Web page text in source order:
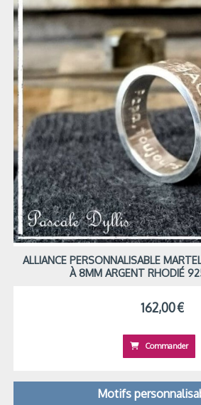
ALLIANCE PERSONNALISABLE
À 8MM ARGENT RHODIÉ
162,00€
Commander
Motifs